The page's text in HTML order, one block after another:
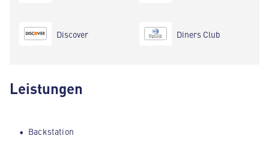
Discover Diners Club
Leistungen
Backstation